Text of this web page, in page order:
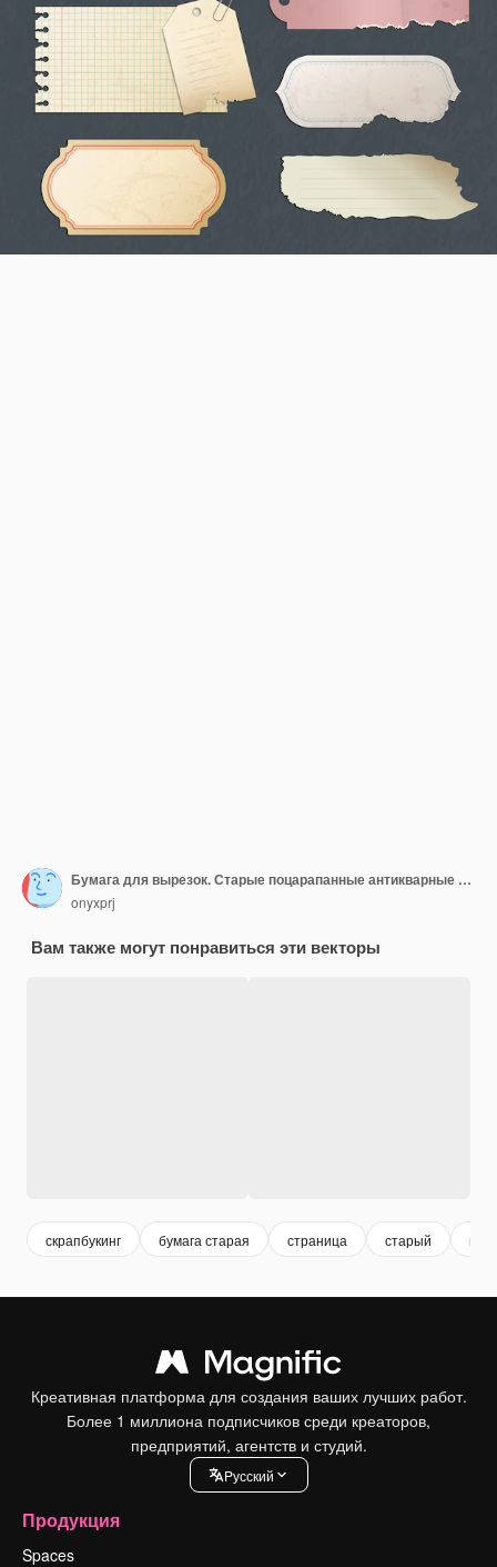
Бумага для вырезок. Старые поцарапанные антикварные пустые наклейки или карточка для собрания бумаг дневниковых записок. Иллюстрация примечания страницы ретро, бумага для записей гранж
onyxprj
Вам также могут понравиться эти векторы
скрапбукинг бумага старая страница старый
Креативная платформа для создания ваших лучших работ.
Более 1 миллиона подписчиков среди креаторов,
предприятий, агентств и студий.
Pусский
Продукция
Spaces